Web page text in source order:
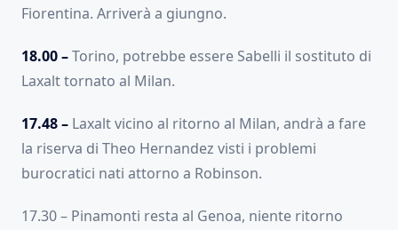
Fiorentina. Arriverà a giungno.
18.00 –Torino, potrebbe essere Sabelli il sostituto di
Laxalt tornato al Milan.
17.48 – Laxalt vicino al ritorno al Milan, andrà a fare
la riserva di Theo Hernandez visti i problemi
burocratici nati attorno a Robinson.
17.30 – Pinamonti resta al Genoa, niente ritorno